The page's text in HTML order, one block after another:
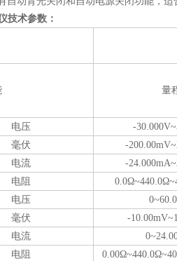
技术参数：
量
电压 -
毫伏
-
电流
-
电阻
电压
毫伏
-
电流
电阻